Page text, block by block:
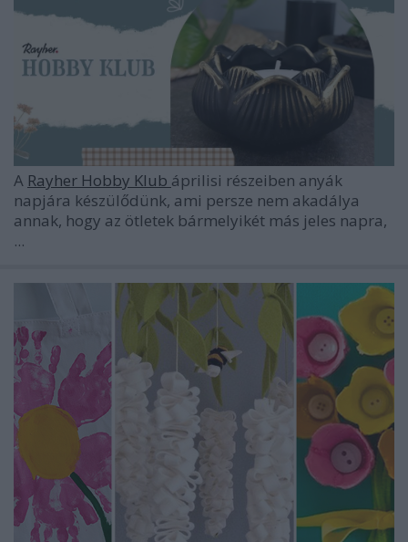
A Rayher Hobby Klub áprilisi részeiben anyák
napjára készülődünk, ami persze nem akadálya
annak, hogy az ötletek bármelyikét más jeles napra,
...